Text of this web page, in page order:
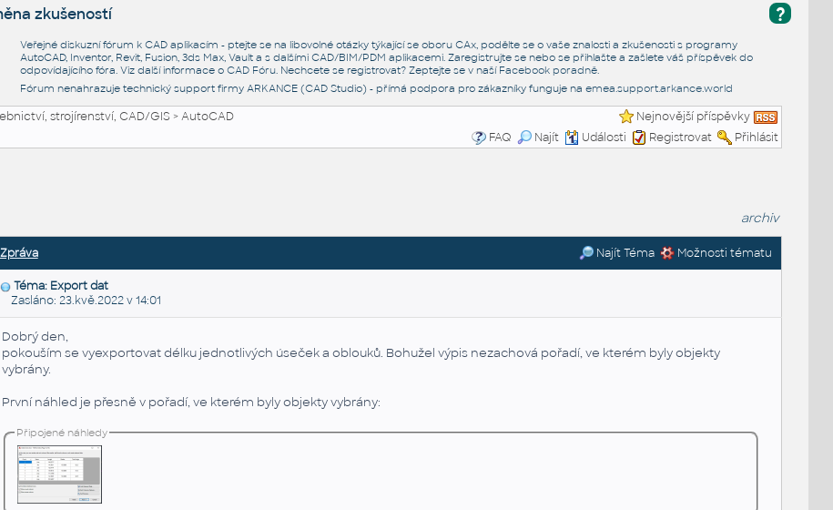
?
zkušeností
Veřejné diskuzní fórum k CAD aplikacím - ptejte se na libovolné otázky týkající se oboru CAx, podělte se o vaše znalosti a zkušenosti s programy
AutoCAD, Inventor, Revit, Fusion, 3ds Max, Vault a s dalšími CAD/BIM/PDM aplikacemi. Zaregistrujte se nebo se přihlašte a zašlete váš příspěvek do
odpovídajícího fóra. Viz další informace o CAD Fóru. Nechcete se registrovat? Zeptejte se v naší Facebook poradně.
Fórum nenahrazuje technický support firmy ARKANCE (CAD Studio) - přímá podpora pro zákazníky funguje na emea.support.arkance.world
strojírenství, CAD/GIS>AutoCAD
Nejnovější příspěvky
FAQ
Najít Události Registrovat Přihlásit
archiv
Zpráva Najít Téma Možnosti tématu
Téma: Export dat
Zasláno: 23.kvě.2022 v 14:01
Dobrý den,
pokouším se vyexportovat délku jednotlivých úseček a oblouků. Bohužel výpis nezachová pořadí, ve kterém byly objekty
vybrány.
První náhled je přesně v pořadí, ve kterém byly objekty vybrány:
Připojené náhledy